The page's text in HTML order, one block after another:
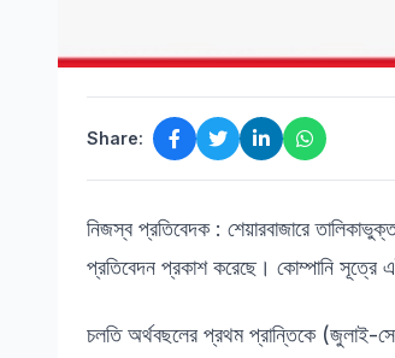
Share:
নিজস্ব প্রতিবেদক : শেয়ারবাজারে
প্রতিবেদন প্রকাশ করেছে। কোম্পানি সূত্রে
চলতি অর্থবছলের প্রথম প্রান্তিকে (জুলাই-